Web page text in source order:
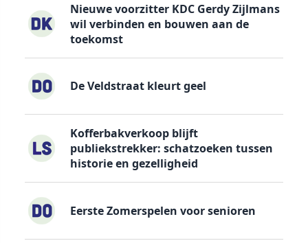
Nieuwe voorzitter KDC Gerdy Zijlmans
wil verbinden en bouwen aan de
toekomst
De Veldstraat kleurt geel
Kofferbakverkoop blijft
publiekstrekker: schatzoeken tussen
historie en gezelligheid
Eerste Zomerspelen voor senioren